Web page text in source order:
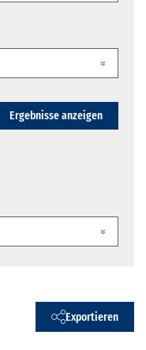
Ergebnisse anzeigen
Exportieren